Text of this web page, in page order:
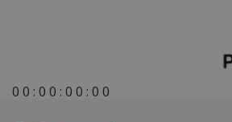
0 0 : 0 0 : 0 0 : 0 0